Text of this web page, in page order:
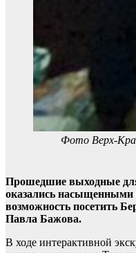
Фото Верх-
Прошедшие выходные
оказались
возможность посетить
Павла Бажова.
В ходе интерактивной